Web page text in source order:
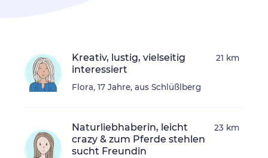
Kreativ, lustig, vielseitig
interessiert
Flora, 17 Jahre, aus Schlüßlberg
21 km
Naturliebhaberin, leicht
crazy & zum Pferde stehlen
sucht Freundin
23 km